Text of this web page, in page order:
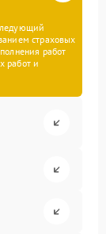
страховых
работ
работ и